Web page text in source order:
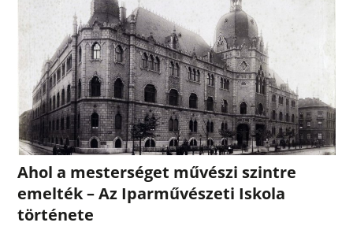
Ahol a mesterséget művészi szintre
emelték – Az Iparművészeti Iskola
története